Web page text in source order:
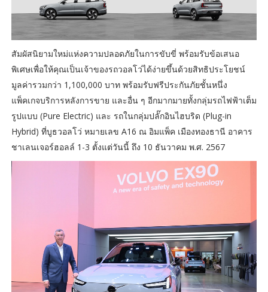
สัมผัสนิยามใหม่แห่งความปลอดภัยในการขับขี่ พร้อมรับข้อเสนอ
พิเศษเพื่อให้คุณเป็นเจ้าของรถวอลโว่ได้ง่ายขึ้นด้วยสิทธิประโยชน์
มูลค่ารวมกว่า 1,100,000 บาท พร้อมรับฟรีประกันภัยชั้นหนึ่ง
แพ็คเกจบริการหลังการขาย และอื่น ๆ อีกมากมายทั้งกลุ่มรถไฟฟ้าเต็ม
รูปแบบ (Pure Electric) และ รถในกลุ่มปลั๊กอินไฮบริด (Plug-in
Hybrid) ที่บูธวอลโว่ หมายเลข A16 ณ อิมแพ็ค เมืองทองธานี อาคาร
ชาเลนเจอร์ฮอลล์ 1-3 ตั้งแต่วันนี้ ถึง 10 ธันวาคม พ.ศ. 2567